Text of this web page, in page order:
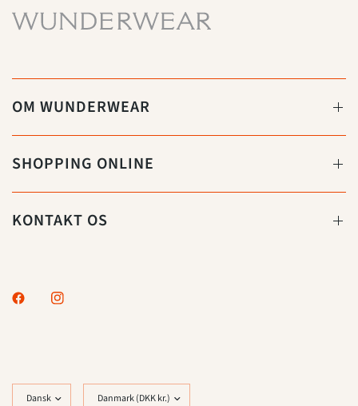
OM WUNDERWEAR
SHOPPING ONLINE
KONTAKT OS